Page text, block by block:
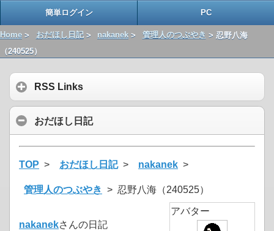
簡単ログイン PC
Home > おだほし日記> nakanek > 管理人のつぶやき > 忍野八海
（240525）
RSS Links
おだほし日記
TOP > おだほし日記> nakanek >
管理人のつぶやき > 忍野八海（240525）
nakanekさんの日記
アバター